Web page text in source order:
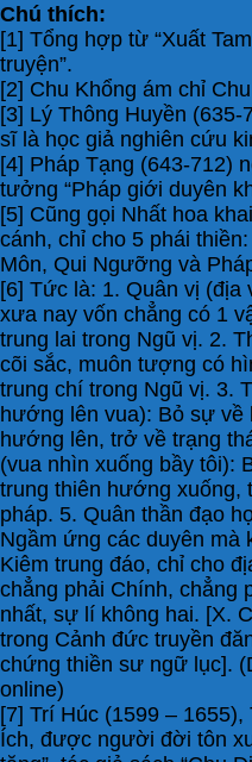
Chú thích:
[1] Tổng hợp từ “Xuất
truyện”.
[2] Chu Khổng ám chỉ
[3] Lý Thông Huyền
sĩ là học giả nghiên cứu
[4] Pháp Tạng (643-712)
tưởng “Pháp giới duyên
[5] Cũng gọi Nhất hoa
cánh, chỉ cho 5 phái
Môn, Qui Ngưỡng và
[6] Tức là: 1. Quân vị (địa
xưa nay vốn chẳng có 1
trung lai trong Ngũ vị. 2.
cõi sắc, muôn tượng có
trung chí trong Ngũ vị. 3.
hướng lên vua): Bỏ sự về
hướng lên, trở về trạng
(vua nhìn xuống bầy tôi):
trung thiên hướng xuống,
pháp. 5. Quân thần đạo
Ngầm ứng các duyên mà
Kiêm trung đáo, chỉ cho
chẳng phải Chính, chẳng
nhất, sự lí không hai. [X.
trong Cảnh đức truyền
chứng thiền sư ngữ lục].
online)
[7] Trí Húc (1599 –
Ích, được người đời tôn